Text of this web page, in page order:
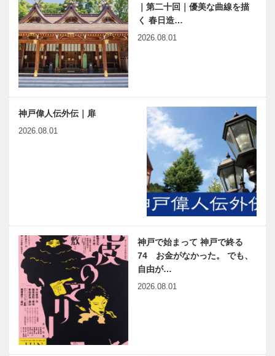
｜第二十回｜優美な曲線を描
く 春日造…
2026.08.01
神戸偉人伝外伝｜扉
2026.08.01
神戸で始まって 神戸で終る
74 お金がなかった。 でも、
自由が…
2026.08.01